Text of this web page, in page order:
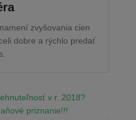
zvyšovania cien
dobre a rýchlo predať